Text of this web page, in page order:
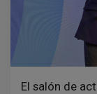
El salón de